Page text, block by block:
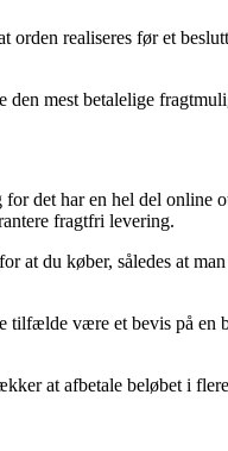
realiseres før et
den mest betalelige
det har en hel del online
fragtfri levering.
du køber, således at man
være et bevis på en
at afbetale beløbet i